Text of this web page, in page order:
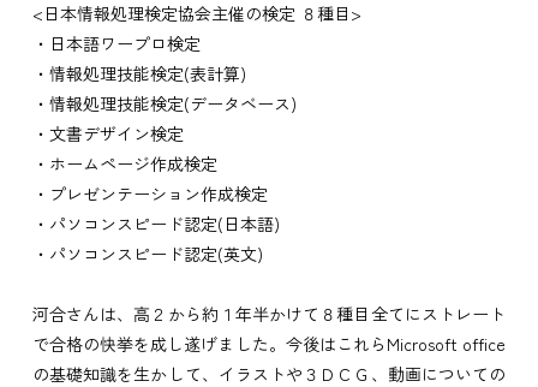
<日本情報処理検定協会主催の検定 ８種目>
・日本語ワープロ検定
・情報処理技能検定(表計算)
・情報処理技能検定(データベース)
・文書デザイン検定
・ホームページ作成検定
・プレゼンテーション作成検定
・パソコンスピード認定(日本語)
・パソコンスピード認定(英文)
河合さんは、高２から約１年半かけて８種目全てにストレート
で合格の快挙を成し遂げました。今後はこれらMicrosoft office
の基礎知識を生かして、イラストや３ＤＣＧ、動画についての